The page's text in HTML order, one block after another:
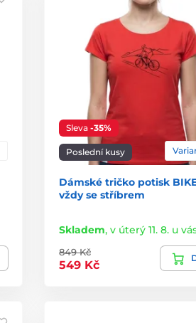
Sleva -35%
Poslední kusy
Dámské tričko potisk
vždy se stříbrem
Skladem, v úterý 11. 8. u
849 Kč
549 Kč